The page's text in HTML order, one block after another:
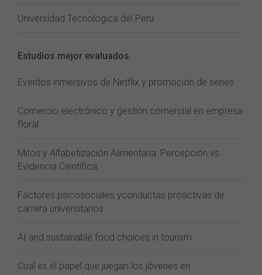
Universidad Tecnológica del Perú
Estudios mejor evaluados
Eventos inmersivos de Netflix y promoción de series
Comercio electrónico y gestión comercial en empresa
floral
Mitos y Alfabetización Alimentaria: Percepción vs
Evidencia Científica
Factores psicosociales yconductas proactivas de
carrera universitarios
AI and sustainable food choices in tourism
Cual es el papel que juegan los jóvenes en